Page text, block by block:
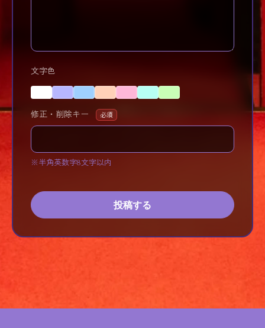
文字色
修正・削除キー 必須
※半角英数字8文字以内
投稿する